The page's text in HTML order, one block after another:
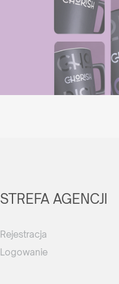
STREFA AGENCJI
Rejestracja
Logowanie